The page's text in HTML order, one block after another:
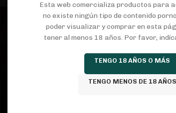
Esta web comercializa productos para
no existe ningún tipo de contenido
poder visualizar y comprar en esta
tener al menos 18 años. Por favor,
TENGO 18 AÑOS O MÁS
TENGO MENOS DE 18 AÑOS
Suck
JUEGOS ERÓTICOS